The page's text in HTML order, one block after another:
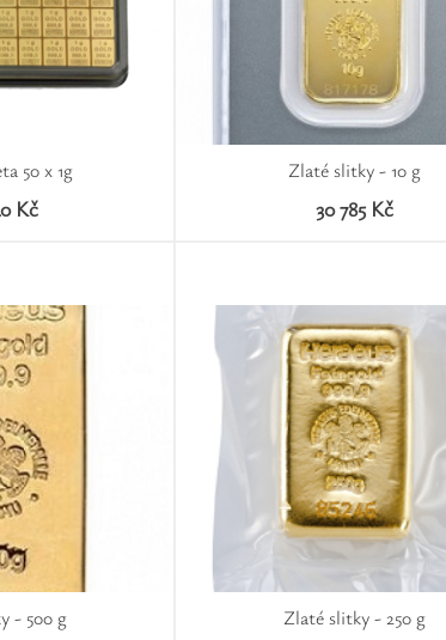
50 x 1g
Kč
Zlaté slitky - 10 g
30 785 Kč
- 500 g Zlaté slitky - 250 g